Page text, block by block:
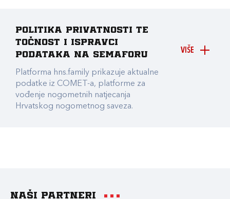
VIŠE
Politika privatnosti te
točnost i ispravci
podataka na Semaforu
Platforma hns.family prikazuje aktualne
podatke iz COMET-a, platforme za
vođenje nogometnih natjecanja
Hrvatskog nogometnog saveza.
Naši partneri